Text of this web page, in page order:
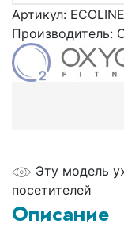
Артикул:
Производитель:
Эту модель
посетителей
Описание